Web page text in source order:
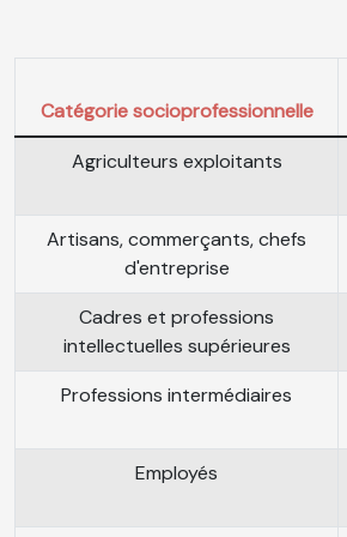
Catégorie socioprofessionnelle
Agriculteurs exploitants
Artisans, commerçants, chefs
d'entreprise
Cadres et professions
intellectuelles supérieures
Professions intermédiaires
Employés